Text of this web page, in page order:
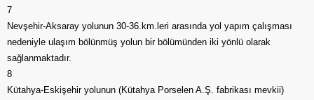
7
Nevşehir-Aksaray yolunun 30-36.km.leri arasında yol yapım çalışması
nedeniyle ulaşım bölünmüş yolun bir bölümünden iki yönlü olarak
sağlanmaktadır.
8
Kütahya-Eskişehir yolunun (Kütahya Porselen A.Ş. fabrikası mevkii)